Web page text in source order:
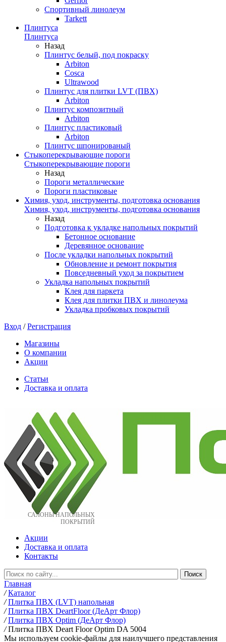
Спортивный линолеум
Tarkett
Плинтуса
Плинтуса
Назад
Плинтус белый, под покраску
Arbiton
Cosca
Ultrawood
Плинтус для плитки LVT (ПВХ)
Arbiton
Плинтус композитный
Arbiton
Плинтус пластиковый
Arbiton
Плинтус шпонированый
Стыкоперекрывающие пороги
Стыкоперекрывающие пороги
Назад
Пороги металлические
Пороги пластиковые
Химия, уход, инструменты, подготовка основания
Химия, уход, инструменты, подготовка основания
Назад
Подготовка к укладке напольных покрытий
Бетонное основание
Деревянное основание
После укладки напольных покрытий
Обновление и ремонт покрытия
Повседневный уход за покрытием
Укладка напольных покрытий
Клея для паркета
Клея для плитки ПВХ и линолеума
Укладка пробковых покрытий
Вход /Регистрация
Магазины
О компании
Акции
Статьи
Доставка и оплата
САЛОНЫ НАПОЛЬНЫХ
ПОКРЫТИЙ
Акции
Доставка и оплата
Контакты
Главная
/ Каталог
/ Плитка ПВХ (LVT) напольная
/ Плитка ПВХ DeartFloor (ДеАрт Флор)
/ Плитка ПВХ Optim (ДеАрт Флор)
/ Плитка ПВХ Deart Floor Optim DA 5004
Мы используем cookie-файлы для наилучшего представления